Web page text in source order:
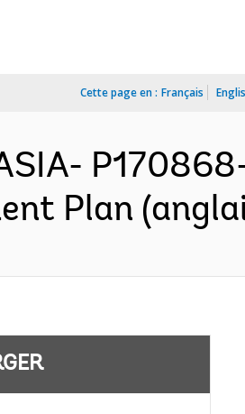
Cette page en : Français
Plan